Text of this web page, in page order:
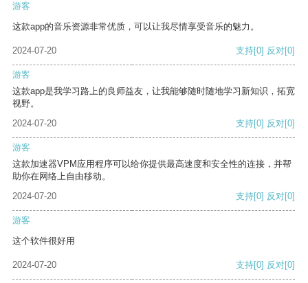
游客
这款app的音乐资源非常优质，可以让我尽情享受音乐的魅力。
2024-07-20 支持[0] 反对[0]
游客
这款app是我学习路上的良师益友，让我能够随时随地学习新知识，拓宽
视野。
2024-07-20
支持[0] 反对[0]
游客
这款加速器VPM应用程序可以给你提供最高速度和安全性的连接，并帮
助你在网络上自由移动。
2024-07-20
支持[0] 反对[0]
游客
这个软件很好用
2024-07-20 支持[0] 反对[0]